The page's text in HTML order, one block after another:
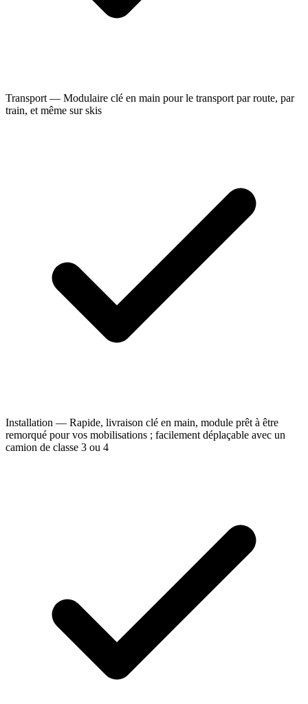
Transport — Modulaire clé en main pour le transport par route, par
train, et même sur skis
Installation — Rapide, livraison clé en main, module prêt à être
remorqué pour vos mobilisations ; facilement déplaçable avec un
camion de classe 3 ou 4